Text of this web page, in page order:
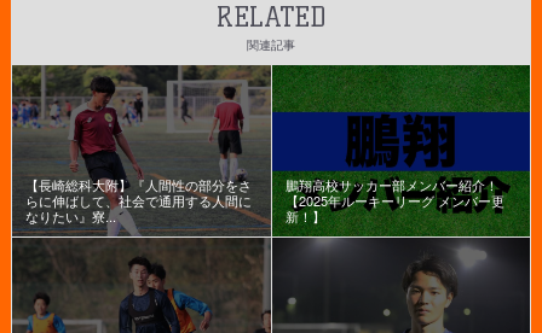
RELATED
関連記事
【長崎総科大附】『人間性の部分をさ
らに伸ばして、社会で通用する人間に
なりたい』寮...
鵬翔高校サッカー部メンバー紹介！
【2025年ルーキーリーグ メンバー更
新！】